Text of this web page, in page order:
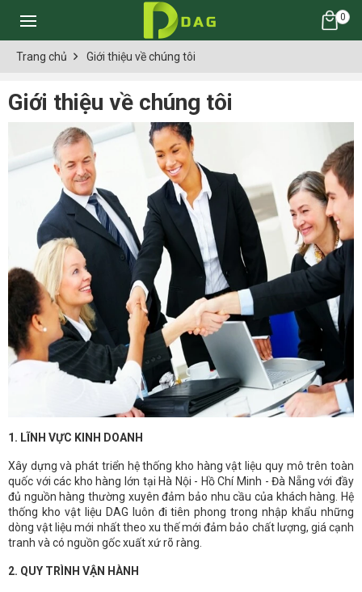
0
Trang chủ Giới thiệu về chúng tôi
Giới thiệu về chúng tôi
1. LĨNH VỰC KINH DOANH
Xây dựng và phát triển hệ thống kho hàng vật liệu quy mô trên toàn
quốc với các kho hàng lớn tại Hà Nội - Hồ Chí Minh - Đà Nẵng với đầy
đủ nguồn hàng thường xuyên đảm bảo nhu cầu của khách hàng. Hệ
thống kho vật liệu DAG luôn đi tiên phong trong nhập khẩu những
dòng vật liệu mới nhất theo xu thế mới đảm bảo chất lượng, giá cạnh
tranh và có nguồn gốc xuất xứ rõ ràng.
2. QUY TRÌNH VẬN HÀNH